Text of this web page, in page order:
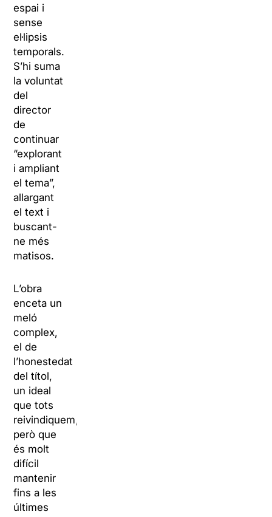
espai i
sense
el·lipsis
temporals.
S’hi suma
la voluntat
del
director
de
continuar
“explorant
i ampliant
el tema”,
allargant
el text i
buscant-
ne més
matisos.
L’obra
enceta un
meló
complex,
el de
l’honestedat
del títol,
un ideal
que tots
reivindiquem,
però que
és molt
difícil
mantenir
fins a les
últimes